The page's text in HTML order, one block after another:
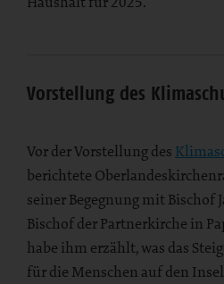
Vorstellung des
Vor der Vorstellung des
berichtete
seiner Begegnung mit Bischof
Bischof der Partnerkirche in
habe ihm erzählt, was das
für die Menschen auf den